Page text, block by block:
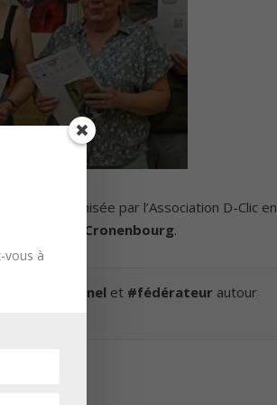
, organisée par l’Association D-Clic en
Cronenbourg.
et #fédérateur autour
vous à